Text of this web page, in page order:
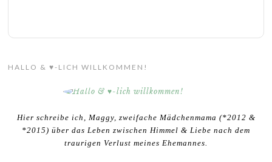
HALLO & ♥-LICH WILLKOMMEN!
Hier schreibe ich, Maggy, zweifache Mädchenmama (*2012 &
*2015) über das Leben zwischen Himmel & Liebe nach dem
traurigen Verlust meines Ehemannes.